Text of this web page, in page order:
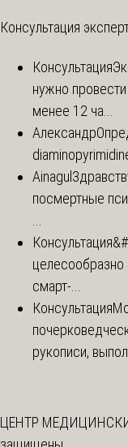
Консультация
Консультация
нужно
менее 12 ча...
Александр
Ainagul
посмертные
...
Консультация
целесообразно
смарт-...
Консультация
рукописи,
ЦЕНТР